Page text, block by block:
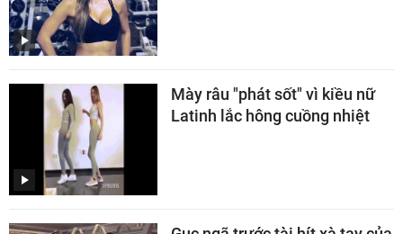
Mày râu "phát sốt" vì kiều nữ
Latinh lắc hông cuồng nhiệt